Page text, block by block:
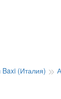
Baxi (Италия)